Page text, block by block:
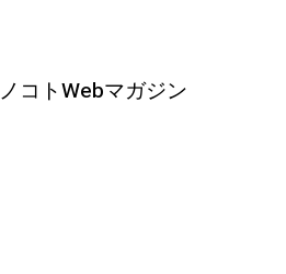
コトWebマガジン